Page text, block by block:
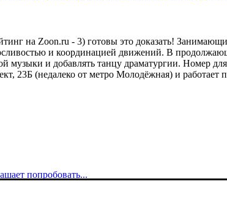
на Zoon.ru - 3) готовы это доказать!
и координацией движений. В
и добавлять танцу драматургии. Номер
23Б (недалеко от метро Молодёжная) и
попробовать...